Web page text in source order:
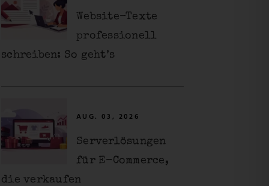
Website-Texte
professionell
schreiben: So geht’s
AUG. 03, 2026
Serverlösungen
für E-Commerce,
die verkaufen